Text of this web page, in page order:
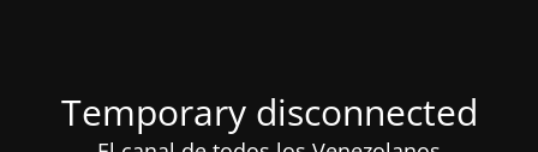
Temporary disconnected